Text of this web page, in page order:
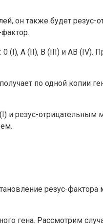
он также будет резус-
A (II), B (III) и AB (IV).
по одной копии
и резус-отрицательным
резус-
гена. Рассмотрим